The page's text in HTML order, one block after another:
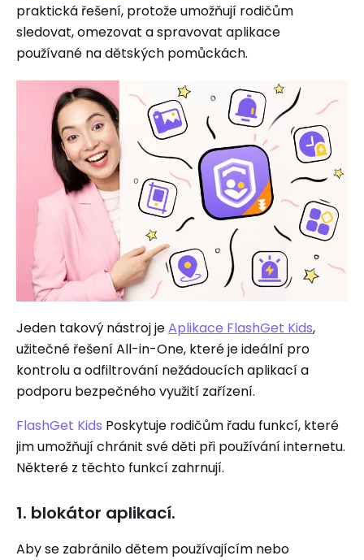
praktická řešení, protože umožňují rodičům
sledovat, omezovat a spravovat aplikace
používané na dětských pomůckách.
Jeden takový nástroj jeAplikace FlashGet Kids,
užitečné řešení All-in-One, které je ideální pro
kontrolu a odfiltrování nežádoucích aplikací a
podporu bezpečného využití zařízení.
FlashGet Kids Poskytuje rodičům řadu funkcí, které
jim umožňují chránit své děti při používání internetu.
Některé z těchto funkcí zahrnují.
1. blokátor aplikací.
Aby se zabránilo dětem používajícím nebo